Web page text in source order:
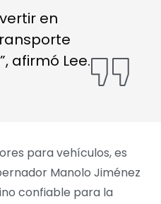
en
afirmó Lee.
para vehículos, es
Manolo Jiménez
confiable para la